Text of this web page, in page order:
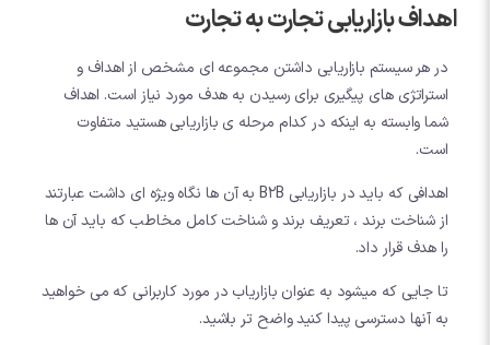
اهداف بازاریابی تجارت به تجارت
در هر سیستم بازاریابی داشتن مجموعه ای مشخص از اهداف و
استراتژی های پیگیری برای رسیدن به هدف مورد نیاز است. اهداف
شما وابسته به اینکه در کدام مرحله ی بازاریابی هستید متفاوت
است.
اهدافی که باید در بازاریابی B2B به آن ها نگاه ویژه ای داشت عبارتند
از شناخت برند ، تعریف برند و شناخت کامل مخاطب که باید آن ها
را هدف قرار داد.
تا جایی که میشود به عنوان بازاریاب در مورد کاربرانی که می خواهید
به آنها دسترسی پیدا کنید واضح تر باشید.